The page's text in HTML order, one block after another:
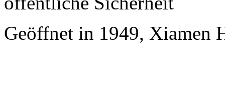
Geöffnet in 1949, Xiamen